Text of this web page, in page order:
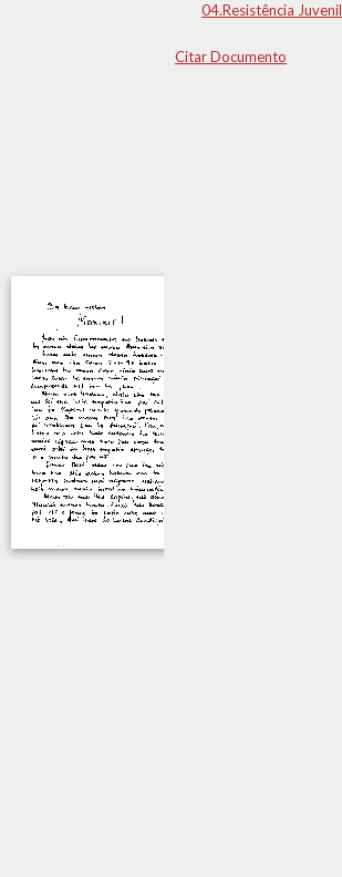
04.Resistência Juvenil
Citar Documento